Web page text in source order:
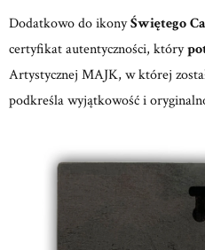
Dodatkowo do ikonyŚwiętego
certyfikat autentyczności, który
Artystycznej MAJK, w której
podkreśla wyjątkowość i